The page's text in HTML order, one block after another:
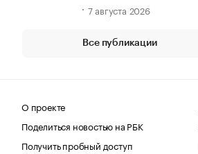
7 августа 2026
Все публикации
О проекте
Поделиться новостью на РБК
Получить пробный доступ